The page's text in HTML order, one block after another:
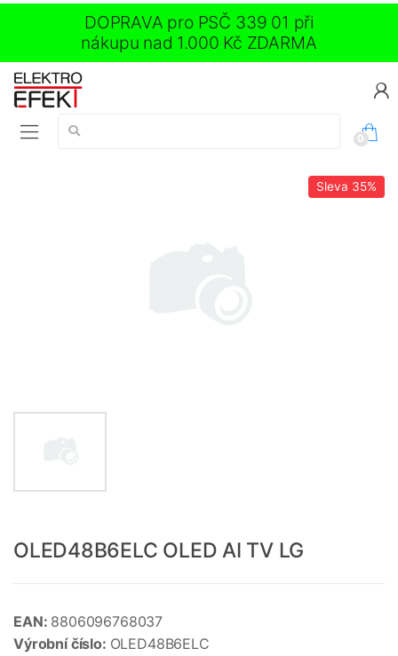
DOPRAVA pro PSČ 339 01 při
nákupu nad 1.000 Kč ZDARMA
Vyhledávání:
0
Sleva 35%
OLED48B6ELC OLED AI TV LG
EAN: 8806096768037
Výrobní číslo: OLED48B6ELC